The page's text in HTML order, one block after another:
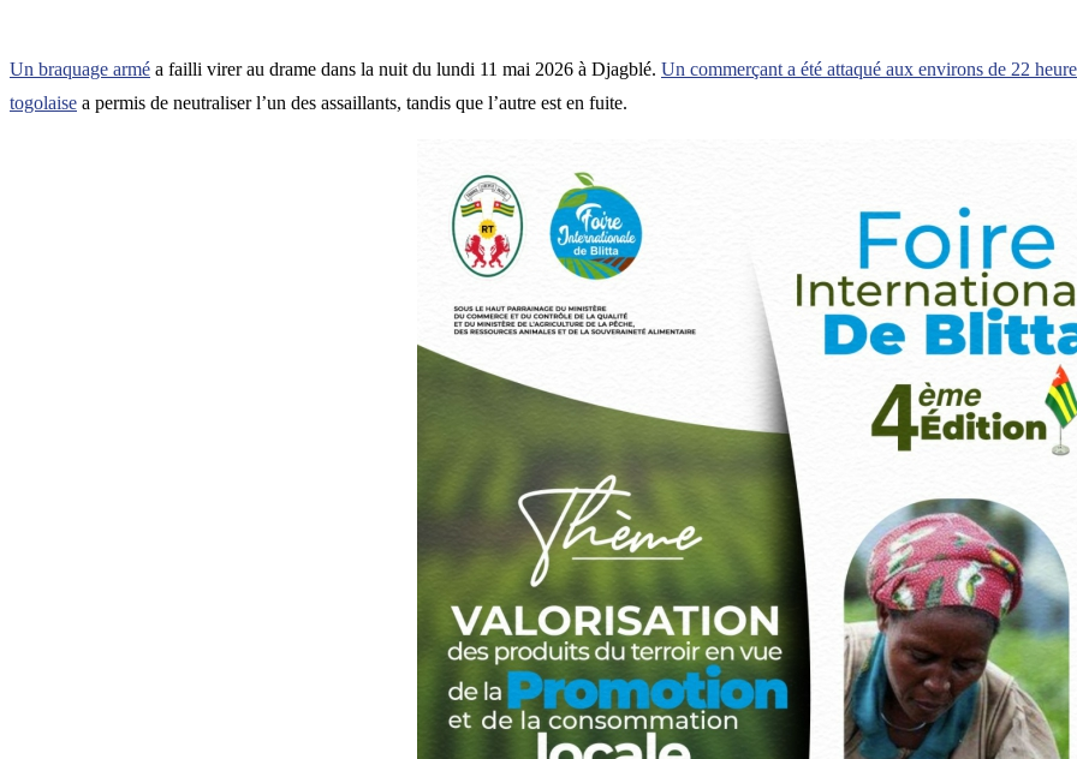
Un braquage armé a failli virer au drame dans la nuit du lundi 11 mai 2026 à Djagblé. Un commerçant a été attaqué aux environs de 22
togolaise a permis de neutraliser l’un des assaillants, tandis que l’autre est en fuite.